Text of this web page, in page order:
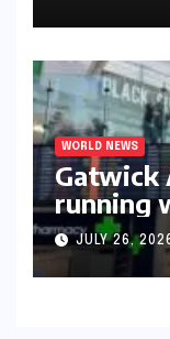
WORLD NEWS
running
outage​​
JULY 26,